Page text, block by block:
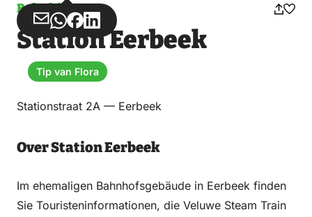
Bahnhöfe
Teilen
über
Email
Teilen
über
WhatsApp
Teilen
auf
Facebook
Teilen
auf
LinkedIn
Station Eerbeek
Tip van Flora
Stationstraat 2A — Eerbeek
Over Station Eerbeek
Im ehemaligen Bahnhofsgebäude in Eerbeek finden
Sie Touristeninformationen, die Veluwe Steam Train